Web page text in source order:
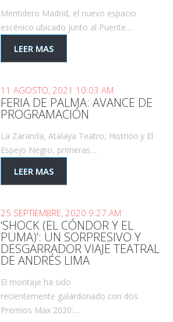
Mentidero Madrid, el nuevo espacio
escénico ubicado junto al Puente…
LEER MAS
11 AGOSTO, 2021 10:03 AM
FERIA DE PALMA: AVANCE DE
PROGRAMACIÓN
La Zaranda, Atalaya Teatro, Histrión y El
Espejo Negro, primeras…
LEER MAS
25 SEPTIEMBRE, 2020 9:27 AM
‘SHOCK (EL CÓNDOR Y EL
PUMA)’: UN SORPRESIVO Y
DESGARRADOR VIAJE TEATRAL
DE ANDRÉS LIMA
El montaje ha sido
recientemente galardonado con dos
Premios Max 2020:…